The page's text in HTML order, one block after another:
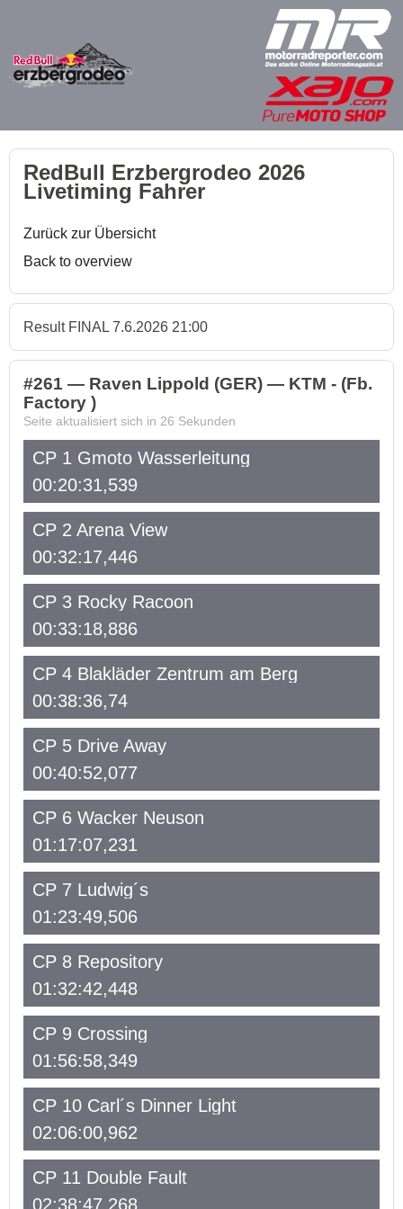
RedBull Erzbergrodeo 2026
Livetiming Fahrer
Zurück zur Übersicht
Back to overview
Result FINAL 7.6.2026 21:00
#261 — Raven Lippold (GER) — KTM - (Fb.
Factory )
Seite aktualisiert sich in 26 Sekunden
CP 1 Gmoto Wasserleitung
00:20:31,539
CP 2 Arena View
00:32:17,446
CP 3 Rocky Racoon
00:33:18,886
CP 4 Blakläder Zentrum am Berg
00:38:36,74
CP 5 Drive Away
00:40:52,077
CP 6 Wacker Neuson
01:17:07,231
CP 7 Ludwig´s
01:23:49,506
CP 8 Repository
01:32:42,448
CP 9 Crossing
01:56:58,349
CP 10 Carl´s Dinner Light
02:06:00,962
CP 11 Double Fault
02:38:47,268